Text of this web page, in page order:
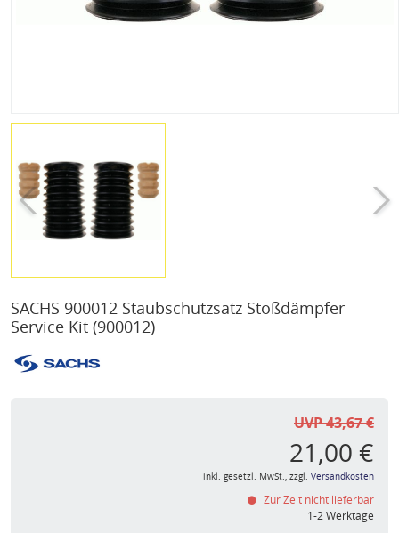
SACHS 900012 Staubschutzsatz Stoßdämpfer
Service Kit (900012)
UVP 43,67 €
21,00 €
inkl. gesetzl. MwSt., zzgl. Versandkosten
Zur Zeit nicht lieferbar
1-2 Werktage